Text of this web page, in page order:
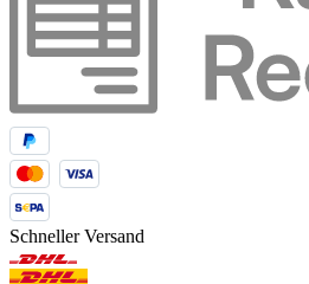
Schneller Versand